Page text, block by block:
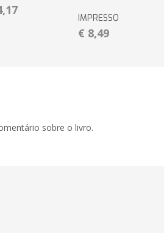
IMPRESSO
€ 8,49
sobre o livro.